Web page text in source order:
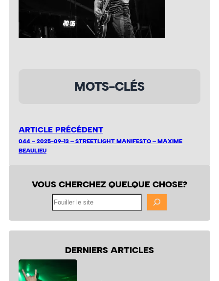
MOTS-CLÉS
ARTICLE PRÉCÉDENT
044 – 2025-09-13 – STREETLIGHT MANIFESTO – MAXIME
BEAULIEU
VOUS CHERCHEZ QUELQUE CHOSE?
DERNIERS ARTICLES